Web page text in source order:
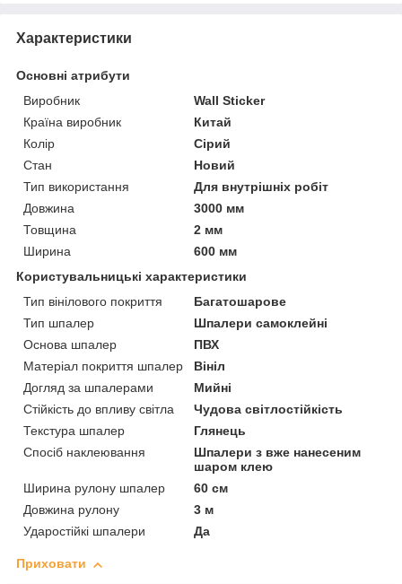
Характеристики
Основні атрибути
Виробник
Wall Sticker
Країна виробник
Китай
Колір
Сірий
Стан
Новий
Тип використання
Для внутрішніх робіт
Довжина
3000 мм
Товщина
2 мм
Ширина
600 мм
Користувальницькі характеристики
Тип вінілового покриття
Багатошарове
Тип шпалер
Шпалери самоклейні
Основа шпалер
ПВХ
Матеріал покриття шпалер
Вініл
Догляд за шпалерами
Мийні
Стійкість до впливу світла
Чудова світлостійкість
Текстура шпалер
Глянець
Спосіб наклеювання
Шпалери з вже нанесеним
шаром клею
Ширина рулону шпалер
60 см
Довжина рулону
3 м
Ударостійкі шпалери
Да
Приховати